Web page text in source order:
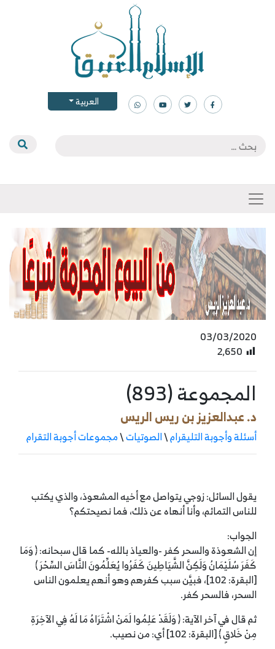
العربية
03/03/2020
2٬650
المجموعة (893)
د. عبدالعزيز بن ريس الريس
أسئلة وأجوبة التليقرام\الصوتيات\مجموعات أجوبة التقرام
يقول السائل: زوجي يتواصل مع أخيه المشعوذ، والذي يكتب
للناس التمائم، وأنا أنهاه عن ذلك، فما نصيحتكم؟
الجواب:
إن الشعوذة والسحر كفر -والعياذ بالله- كما قال سبحانه: ﴿ وَمَا
كَفَرَ سُلَيْمَانُ وَلَكِنَّ الشَّيَاطِينَ كَفَرُوا يُعَلِّمُونَ النَّاسَ السِّحْرَ ﴾
[البقرة: 102]، فبيَّن سبب كفرهم وهو أنهم يعلمون الناس
السحر، فالسحر كفر.
ثم قال في آخر الآية: ﴿ وَلَقَدْ عَلِمُوا لَمَنْ اشْتَرَاهُ مَا لَهُ فِي الآخِرَةِ
مِنْ خَلاقٍ ﴾ [البقرة: 102] أي: من نصيب.